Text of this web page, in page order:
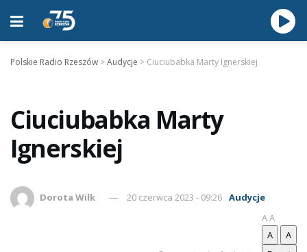
Polskie Radio Rzeszów >Audycje > Ciuciubabka Marty Ignerskiej
Ciuciubabka Marty
Ignerskiej
Dorota Wilk 20 czerwca 2023 - 09:26 Audycje
AA
A
A